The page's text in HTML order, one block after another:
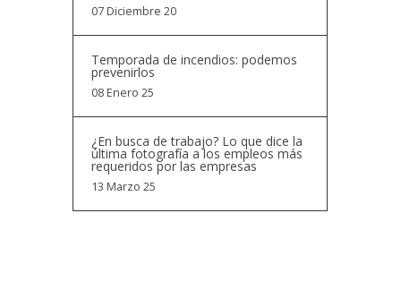
07 Diciembre 20
Temporada de incendios: podemos
prevenirlos
08 Enero 25
¿En busca de trabajo? Lo que dice la
última fotografía a los empleos más
requeridos por las empresas
13 Marzo 25